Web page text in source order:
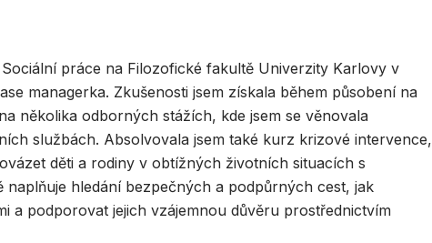
práce na Filozofické fakultě Univerzity Karlovy v
managerka. Zkušenosti jsem získala během působení na
několika odborných stážích, kde jsem se věnovala
službách. Absolvovala jsem také kurz krizové intervence,
děti a rodiny v obtížných životních situacích s
hledání bezpečných a podpůrných cest, jak
a podporovat jejich vzájemnou důvěru prostřednictvím